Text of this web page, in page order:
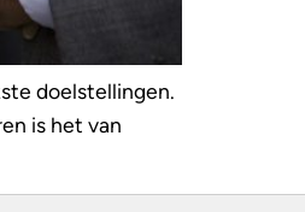
doelstellingen.
is het van